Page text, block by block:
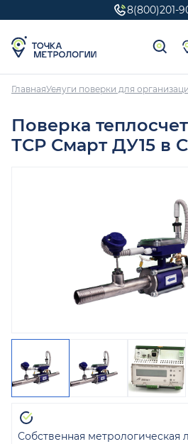
8(800)201-
ГлавнаяУслуги поверки для
Поверка
ТСР Смарт ДУ15 в
Собственная метрологическая